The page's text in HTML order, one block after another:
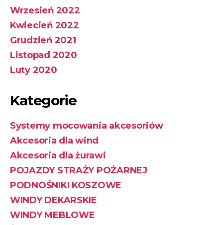
Wrzesień 2022
Kwiecień 2022
Grudzień 2021
Listopad 2020
Luty 2020
Kategorie
Systemy mocowania akcesoriów
Akcesoria dla wind
Akcesoria dla żurawi
POJAZDY STRAŻY POŻARNEJ
PODNOŚNIKI KOSZOWE
WINDY DEKARSKIE
WINDY MEBLOWE